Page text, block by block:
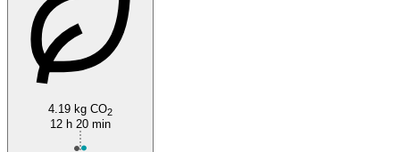
4.19 kg CO2
12 h 20 min